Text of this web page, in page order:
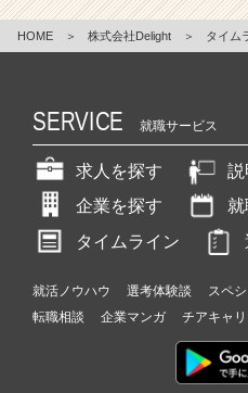
HOME ＞ 株式会社Delight ＞ タイム
SERVICE 就職サービス
求人を探す
説
企業を探す
就
タイムライン
就活ノウハウ 選考体験談 スペ
転職相談
企業マンガ チアキャ